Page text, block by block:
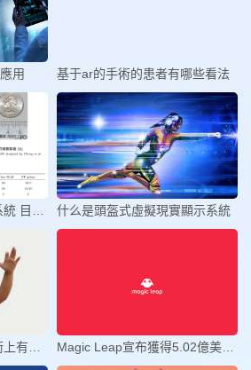
用 基于ar的手術的患者有哪些看法
什么是目鏡式頭盔顯示系統 目鏡式 什么是頭盔式虛擬現實顯示系統
虛擬現實圖像顯示在技術上有哪些的 Magic Leap宣布獲得5.02億美元D輪